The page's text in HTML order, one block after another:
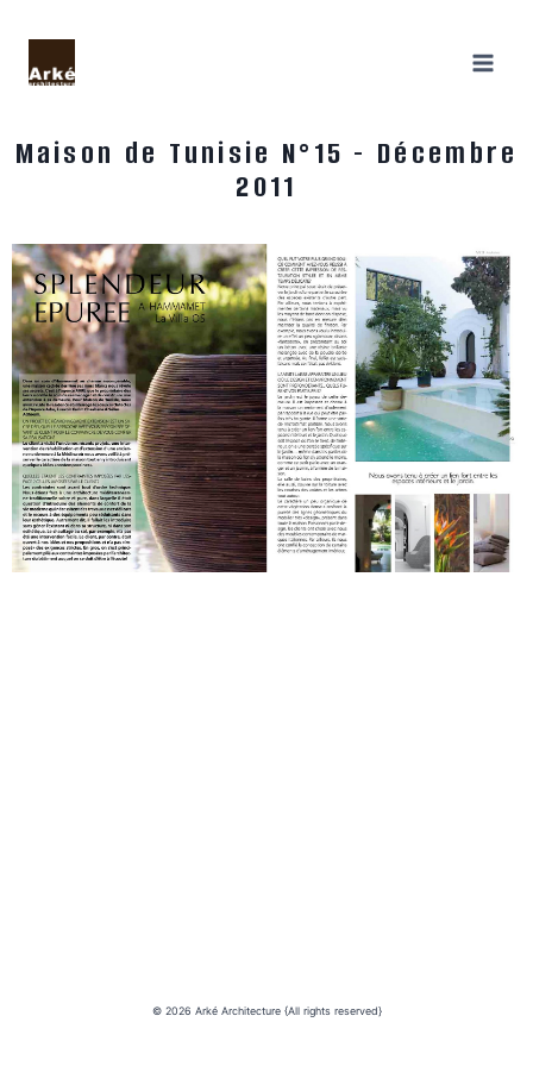
Maison de Tunisie N°15 - Décembre
2011
© 2026 Arké Architecture {All rights reserved}